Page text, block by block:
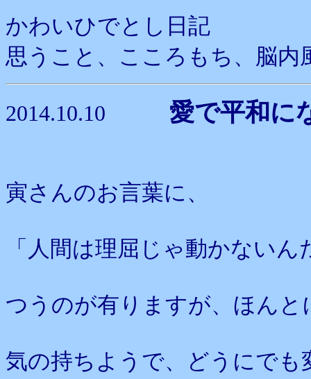
かわいひでとし日記
思うこと、こころもち、脳内
2014.10.10 愛で平和に
寅さんのお言葉に、
「人間は理屈じゃ動かないん
つうのが有りますが、ほんと
気の持ちようで、どうにでも